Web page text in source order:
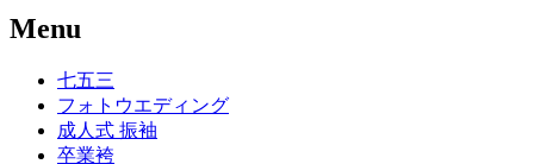
Menu
七五三
フォトウエディング
成人式 振袖
卒業袴